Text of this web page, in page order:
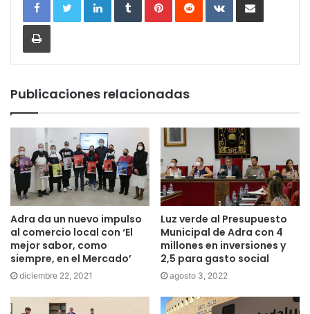
Imprimir
Publicaciones relacionadas
Adra da un nuevo impulso
al comercio local con ‘El
mejor sabor, como
siempre, en el Mercado’
diciembre 22, 2021
Luz verde al Presupuesto
Municipal de Adra con 4
millones en inversiones y
2,5 para gasto social
agosto 3, 2022